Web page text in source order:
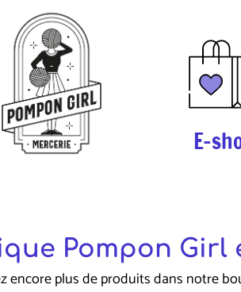
E-
Pompon Girl
encore plus de produits dans notre